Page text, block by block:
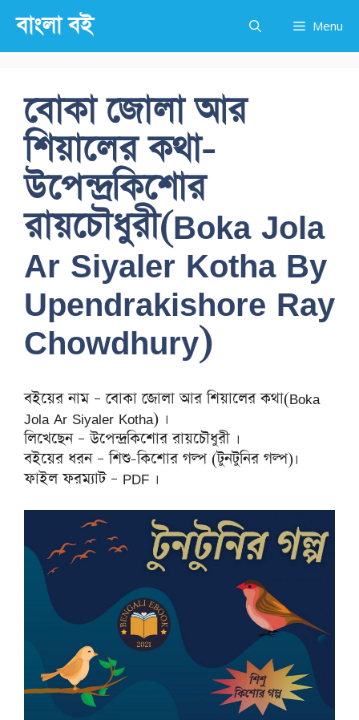
content
বাংলা বই Menu
বোকা জোলা আর
শিয়ালের কথা-
উপেন্দ্রকিশোর
রায়চৌধুরী(Boka Jola
Ar Siyaler Kotha By
Upendrakishore Ray
Chowdhury)
বইয়ের নাম – বোকা জোলা আর শিয়ালের কথা(Boka
Jola Ar Siyaler Kotha) ।
লিখেছেন – উপেন্দ্রকিশোর রায়চৌধুরী ।
বইয়ের ধরন – শিশু-কিশোর গল্প (টুনটুনির গল্প)।
ফাইল ফরম্যাট – PDF ।